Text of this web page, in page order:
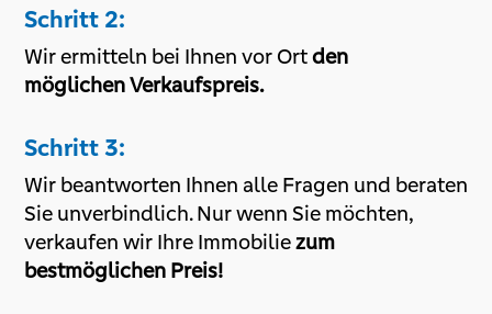
Schritt 2:
Wir ermitteln bei Ihnen vor Ortden
möglichen Verkaufspreis.
Schritt 3:
Wir beantworten Ihnen alle Fragen und beraten
Sie unverbindlich. Nur wenn Sie möchten,
verkaufen wir Ihre Immobiliezum
bestmöglichen Preis!